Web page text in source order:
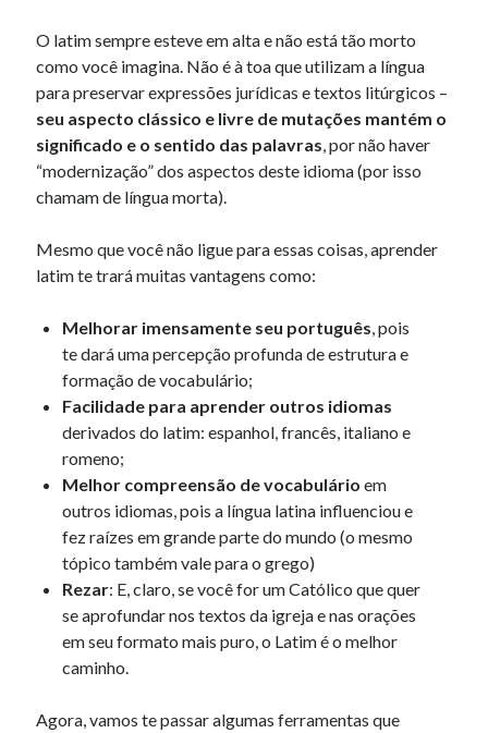
O latim sempre esteve em alta e não está tão morto
como você imagina. Não é à toa que utilizam a língua
para preservar expressões jurídicas e textos litúrgicos –
seu aspecto clássico e livre de mutações mantém o
significado e o sentido das palavras, por não haver
“modernização” dos aspectos deste idioma (por isso
chamam de língua morta).
Mesmo que você não ligue para essas coisas, aprender
latim te trará muitas vantagens como:
Melhorar imensamente seu português, pois
te dará uma percepção profunda de estrutura e
formação de vocabulário;
Facilidade para aprender outros idiomas
derivados do latim: espanhol, francês, italiano e
romeno;
Melhor compreensão de vocabulário em
outros idiomas, pois a língua latina influenciou e
fez raízes em grande parte do mundo (o mesmo
tópico também vale para o grego)
Rezar: E, claro, se você for um Católico que quer
se aprofundar nos textos da igreja e nas orações
em seu formato mais puro, o Latim é o melhor
caminho.
Agora, vamos te passar algumas ferramentas que